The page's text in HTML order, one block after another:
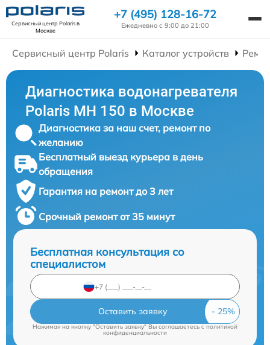
Сервисный центр Polarisв
Москве
+7 (495) 128-16-72
Ежедневно с 9:00 до 21:00
Сервисный центр Polaris Каталог устройств
Диагностика водонагревателя
Polaris MH 150 в Москве
Диагностика за наш счет, ремонт по
желанию
Бесплатный выезд курьера в день
обращения
Гарантия на ремонт до 3 лет
Срочный ремонт от 35 минут
Бесплатная консультация со
специалистом
Оставить заявку
Нажимая на кнопку "Оставить заявку" Вы соглашаетесь cполитикой
конфиденциальности